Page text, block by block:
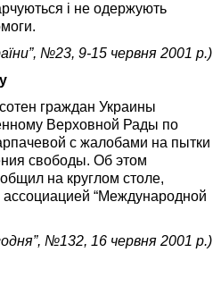
і не одержують
№23, 9-15 червня 2001 р.)
граждан Украины
Верховной Рады по
с жалобами на пытки
свободы. Об этом
на круглом столе,
“Международной
№132, 16 червня 2001 р.)